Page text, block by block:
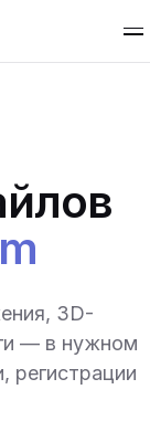
3D-
— в нужном
регистрации